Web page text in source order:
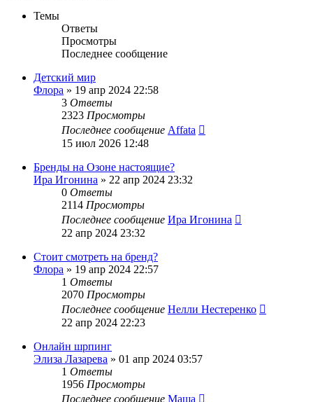
Темы
Ответы
Просмотры
Последнее сообщение
Детский мир
Флора » 19 апр 2024 22:58
3 Ответы
2323 Просмотры
Последнее сообщение Affata
15 июл 2026 12:48
Бренды на Озоне настоящие?
Ира Игонина » 22 апр 2024 23:32
0 Ответы
2114 Просмотры
Последнее сообщение Ира Игонина
22 апр 2024 23:32
Стоит смотреть на бренд?
Флора » 19 апр 2024 22:57
1 Ответы
2070 Просмотры
Последнее сообщение Нелли Нестеренко
22 апр 2024 22:23
Онлайн шрпинг
Элиза Лазарева » 01 апр 2024 03:57
1 Ответы
1956 Просмотры
Последнее сообщение Маша